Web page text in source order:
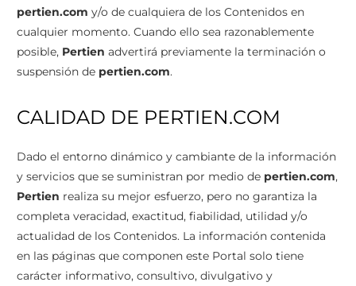
pertien.com y/o de cualquiera de los Contenidos en
cualquier momento. Cuando ello sea razonablemente
posible, Pertien advertirá previamente la terminación o
suspensión de pertien.com.
CALIDAD DE PERTIEN.COM
Dado el entorno dinámico y cambiante de la información
y servicios que se suministran por medio de pertien.com,
Pertien realiza su mejor esfuerzo, pero no garantiza la
completa veracidad, exactitud, fiabilidad, utilidad y/o
actualidad de los Contenidos. La información contenida
en las páginas que componen este Portal solo tiene
carácter informativo, consultivo, divulgativo y